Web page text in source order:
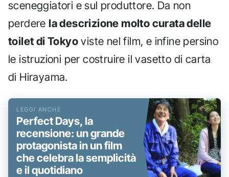
sceneggiatori e sul produttore. Da non
perdere la descrizione molto curata delle
toilet di Tokyo viste nel film, e infine persino
le istruzioni per costruire il vasetto di carta
di Hirayama.
Perfect Days, la
recensione: un grande
protagonista in un film
che celebra la semplicità
e il quotidiano